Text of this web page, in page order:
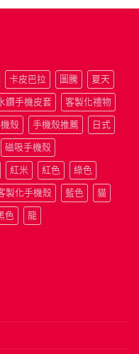
卡皮巴拉 圖騰 夏天
鑽手機皮套 客製化禮物
殼 手機殼推薦 日式
磁吸手機殼
紅米 紅色 綠色
製化手機殼 藍色 貓
色 龍